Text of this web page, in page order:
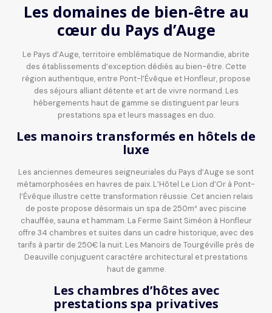
Les domaines de bien-être au
cœur du Pays d’Auge
Le Pays d’Auge, territoire emblématique de Normandie, abrite
des établissements d’exception dédiés au bien-être. Cette
région authentique, entre Pont-l’Évêque et Honfleur, propose
des séjours alliant détente et art de vivre normand. Les
hébergements haut de gamme se distinguent par leurs
prestations spa et leurs massages en duo.
Les manoirs transformés en hôtels de
luxe
Les anciennes demeures seigneuriales du Pays d’Auge se sont
métamorphosées en havres de paix. L’Hôtel Le Lion d’Or à Pont-
l’Évêque illustre cette transformation réussie. Cet ancien relais
de poste propose désormais un spa de 250m² avec piscine
chauffée, sauna et hammam. La Ferme Saint Siméon à Honfleur
offre 34 chambres et suites dans un cadre historique, avec des
tarifs à partir de 250€ la nuit. Les Manoirs de Tourgéville près de
Deauville conjuguent caractère architectural et prestations
haut de gamme.
Les chambres d’hôtes avec
prestations spa privatives